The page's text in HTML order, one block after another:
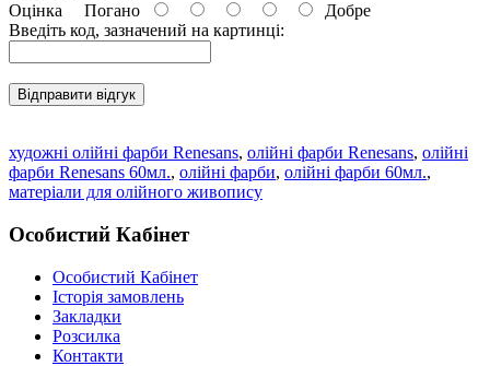
Оцінка Погано
Добре
Введіть код, зазначений на картинці:
Відправити відгук
художні олійні фарби Renesans, олійні фарби Renesans, олійні
фарби Renesans 60мл., олійні фарби, олійні фарби 60мл.,
матеріали для олійного живопису
Особистий Кабінет
Особистий Кабінет
Історія замовлень
Закладки
Розсилка
Контакти